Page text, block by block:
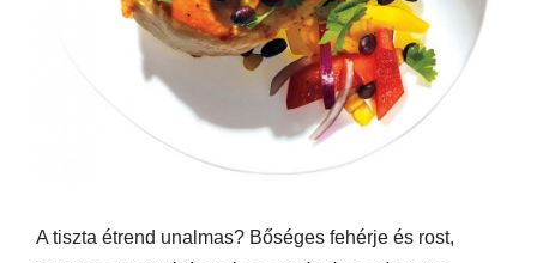
A tiszta étrend unalmas? Bőséges fehérje és rost,